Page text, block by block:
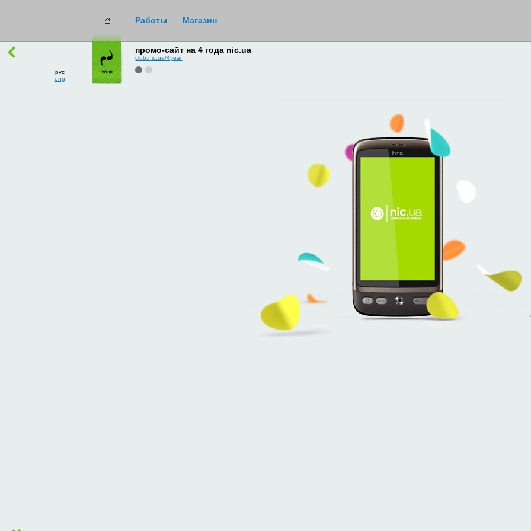
Работы Магазин
рус
eng
промо-сайт на 4 года nic.ua
club.nic.ua/4year